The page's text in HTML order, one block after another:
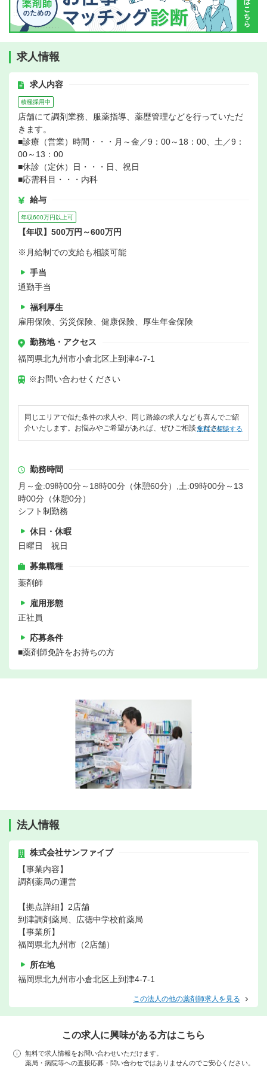
求人情報
求人内容
積極採用中
店舗にて調剤業務、服薬指導、薬歴管理などを行っていただ
きます。
■診療（営業）時間・・・月～金／9：00～18：00、土／9：
00～13：00
■休診（定休）日・・・日、祝日
■応需科目・・・内科
給与
年収600万円以上可
【年収】500万円～600万円
※月給制での支給も相談可能
手当
通勤手当
福利厚生
雇用保険、労災保険、健康保険、厚生年金保険
勤務地・アクセス
福岡県北九州市小倉北区上到津4-7-1
※お問い合わせください
同じエリアで似た条件の求人や、同じ路線の求人なども喜んでご紹
介いたします。お悩みやご希望があれば、ぜひご相談ください。
無料で相談する
勤務時間
月～金:09時00分～18時00分（休憩60分）,土:09時00分～13
時00分（休憩0分）
シフト制勤務
休日・休暇
日曜日 祝日
募集職種
薬剤師
雇用形態
正社員
応募条件
■薬剤師免許をお持ちの方
法人情報
株式会社サンファイブ
【事業内容】
調剤薬局の運営
【拠点詳細】2店舗
到津調剤薬局、広徳中学校前薬局
【事業所】
福岡県北九州市（2店舗）
所在地
福岡県北九州市小倉北区上到津4-7-1
この法人の他の薬剤師求人を見る
この求人に興味がある方はこちら
無料で求人情報をお問い合わせいただけます。
薬局・病院等への直接応募・問い合わせではありませんのでご安心ください。